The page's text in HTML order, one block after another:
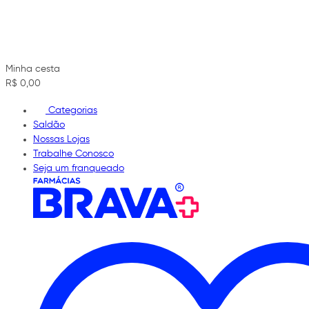
Minha cesta
R$ 0,00
Categorias
Saldão
Nossas Lojas
Trabalhe Conosco
Seja um franqueado